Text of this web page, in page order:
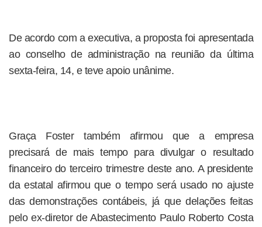
De acordo com a executiva, a proposta foi apresentada
ao conselho de administração na reunião da última
sexta-feira, 14, e teve apoio unânime.
Graça Foster também afirmou que a empresa
precisará de mais tempo para divulgar o resultado
financeiro do terceiro trimestre deste ano. A presidente
da estatal afirmou que o tempo será usado no ajuste
das demonstrações contábeis, já que delações feitas
pelo ex-diretor de Abastecimento Paulo Roberto Costa